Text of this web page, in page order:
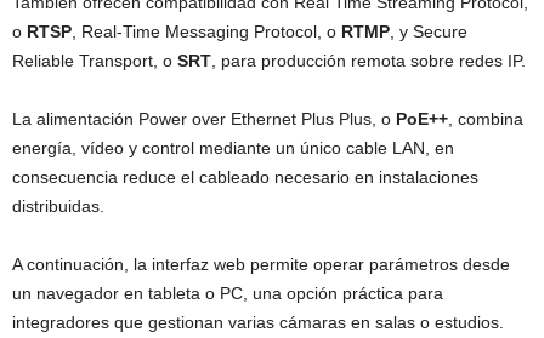
o RTSP , Real-Time Messaging Protocol, o RTMP , y Secure
Reliable Transport, o SRT , para producción remota sobre redes IP.
La alimentación Power over Ethernet Plus Plus, o PoE++ , combina
energía, vídeo y control mediante un único cable LAN, en
consecuencia reduce el cableado necesario en instalaciones
distribuidas.
A continuación, la interfaz web permite operar parámetros desde
un navegador en tableta o PC, una opción práctica para
integradores que gestionan varias cámaras en salas o estudios.